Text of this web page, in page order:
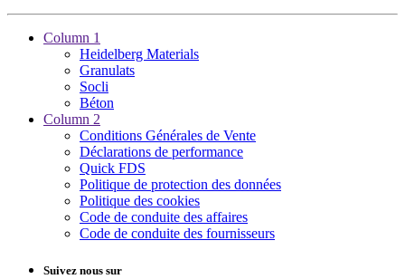
Column 1
Heidelberg Materials
Granulats
Socli
Béton
Column 2
Conditions Générales de Vente
Déclarations de performance
Quick FDS
Politique de protection des données
Politique des cookies
Code de conduite des affaires
Code de conduite des fournisseurs
Suivez nous sur